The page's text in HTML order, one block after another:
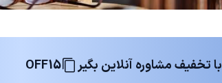
با تخفیف مشاوره آنلاین بگیر OFF15